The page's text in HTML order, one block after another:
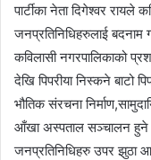
पार्टीका नेता दिगेश्वर रायले
जनप्रतिनिधिहरुलाई बदनाम
कविलासी नगरपालिकाको
देखि पिपरीया निस्कने बाटो
भौतिक संरचना
आँखा अस्पताल सञ्चालन हुने
जनप्रतिनिधिहरु उपर झुठा